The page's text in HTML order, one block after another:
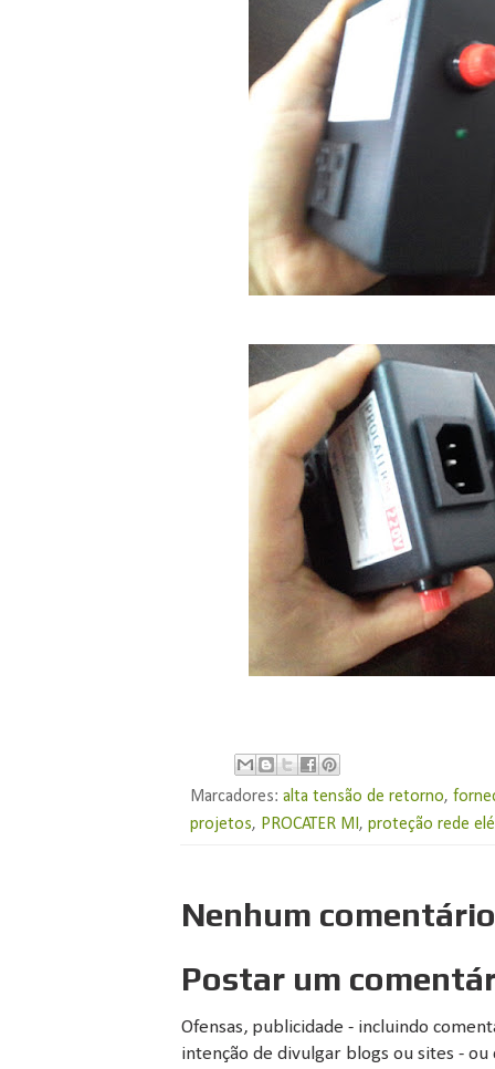
Marcadores:alta tensão de retorno,
projetos, PROCATER MI,proteção rede
Nenhum
Postar um
Ofensas, publicidade - incluindo
intenção de divulgar blogs ou sites -